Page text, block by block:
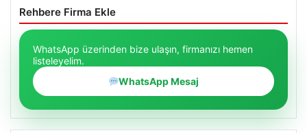
Rehbere Firma Ekle
WhatsApp üzerinden bize ulaşın, firmanızı hemen
listeleyelim.
WhatsApp Mesaj